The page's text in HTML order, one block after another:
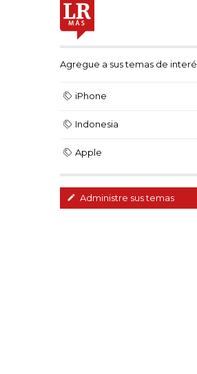
Agregue a sus temas de
iPhone
Indonesia
Apple
Administre sus temas